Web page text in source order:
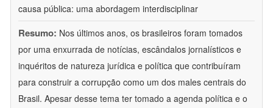
causa pública: uma abordagem interdisciplinar
Resumo: Nos últimos anos, os brasileiros foram tomados
por uma enxurrada de notícias, escândalos jornalísticos e
inquéritos de natureza jurídica e política que contribuíram
para construir a corrupção como um dos males centrais do
Brasil. Apesar desse tema ter tomado a agenda política e o